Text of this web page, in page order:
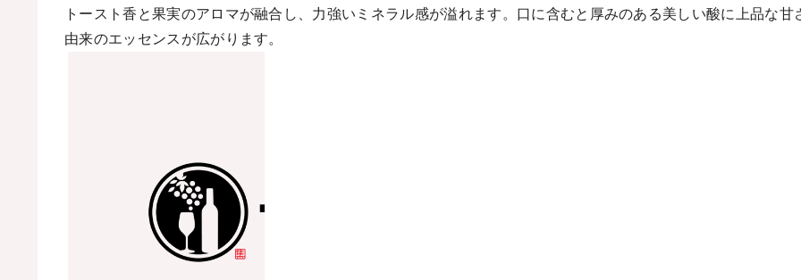
トースト香と果実のアロマが融合し、力強いミネラル感が溢れます。口に含むと厚みのある美しい酸に上品な甘
由来のエッセンスが広がります。